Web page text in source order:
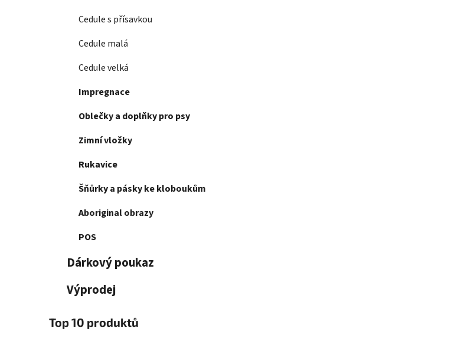
Cedule s přísavkou
Cedule malá
Cedule velká
Impregnace
Oblečky a doplňky pro psy
Zimní vložky
Rukavice
Šňůrky a pásky ke kloboukům
Aboriginal obrazy
POS
Dárkový poukaz
Výprodej
Top 10 produktů